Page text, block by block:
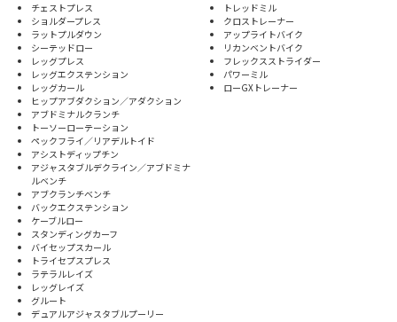
チェストプレス
ショルダープレス
ラットプルダウン
シーテッドロー
レッグプレス
レッグエクステンション
レッグカール
ヒップアブダクション／アダクション
アブドミナルクランチ
トーソーローテーション
ペックフライ／リアデルトイド
アシストディップチン
アジャスタブルデクライン／アブドミナ
ルベンチ
アブクランチベンチ
バックエクステンション
ケーブルロー
スタンディングカーフ
バイセップスカール
トライセプスプレス
ラテラルレイズ
レッグレイズ
グルート
デュアルアジャスタブルプーリー
トレッドミル
クロストレーナー
アップライトバイク
リカンベントバイク
フレックスストライダー
パワーミル
ローGXトレーナー